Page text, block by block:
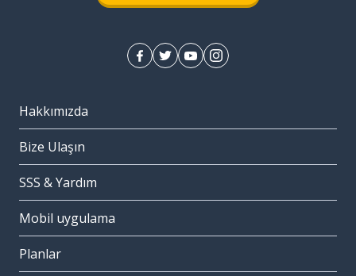
Hakkımızda
Bize Ulaşın
SSS & Yardım
Mobil uygulama
Planlar